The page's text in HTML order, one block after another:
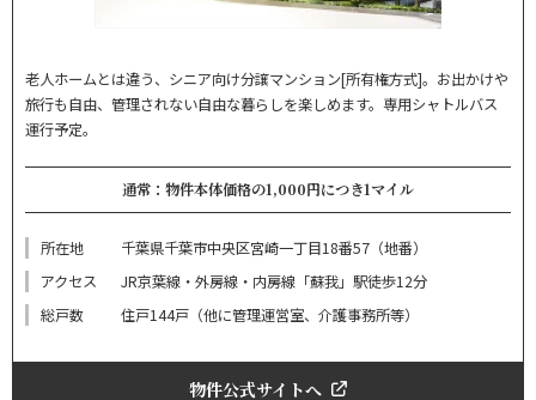
老人ホームとは違う、シニア向け分譲マンション[所有権方式]。お出かけや
旅行も自由、管理されない自由な暮らしを楽しめます。専用シャトルバス
運行予定。
通常：物件本体価格の1,000円につき1マイル
所在地
千葉県千葉市中央区宮崎一丁目18番57（地番）
アクセス
JR京葉線・外房線・内房線「蘇我」駅徒歩12分
総戸数
住戸144戸（他に管理運営室、介護事務所等）
物件公式サイトへ